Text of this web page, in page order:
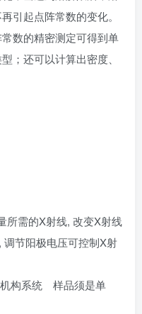
引起点阵常数的变化。
数的精密测定可得到单
；还可以计算出密度、
所需的X射线, 改变X射线
节阳极电压可控制X射
机构系统 样品须是单